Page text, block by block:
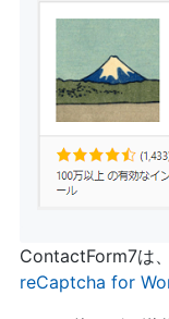
ContactForm7は
reCaptcha for